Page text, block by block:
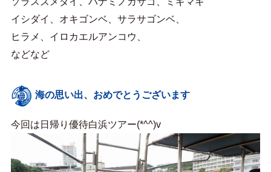
イシダイ、オキゴンベ、サラサゴンベ、
ヒラメ、イロカエルアンコウ、
などなど
海の思い出、おめでとうございます
今回は日帰り優待白浜ツアー(*^^)v